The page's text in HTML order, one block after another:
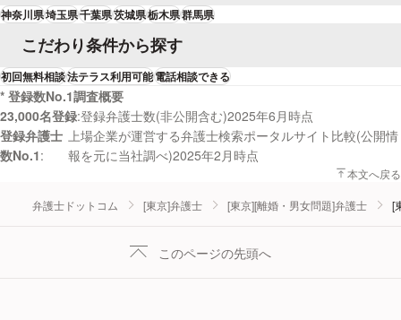
神奈川県埼玉県千葉県茨城県栃木県群馬県
こだわり条件から探す
初回無料相談法テラス利用可能電話相談できる
* 登録数No.1調査概要
23,000名登録 登録弁護士数(非公開含む)2025年6月時点
登録弁護士
数No.1
上場企業が運営する弁護士検索ポータルサイト比較(公開情
報を元に当社調べ)2025年2月時点
本文へ戻る
弁護士ドットコム [東京]弁護士 [東京][離婚・男女問題]弁護士 [
このページの先頭へ